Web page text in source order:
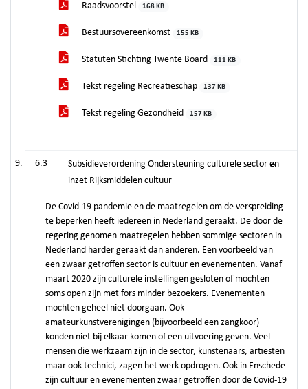
Raadsvoorstel
168 KB
Bestuursovereenkomst 155 KB
Statuten Stichting Twente Board 111 KB
Tekst regeling Recreatieschap 137 KB
Tekst regeling Gezondheid 157 KB
6.3
Subsidieverordening Ondersteuning culturele sector en
inzet Rijksmiddelen cultuur
De Covid-19 pandemie en de maatregelen om de verspreiding
te beperken heeft iedereen in Nederland geraakt. De door de
regering genomen maatregelen hebben sommige sectoren in
Nederland harder geraakt dan anderen. Een voorbeeld van
een zwaar getroffen sector is cultuur en evenementen. Vanaf
maart 2020 zijn culturele instellingen gesloten of mochten
soms open zijn met fors minder bezoekers. Evenementen
mochten geheel niet doorgaan. Ook
amateurkunstverenigingen (bijvoorbeeld een zangkoor)
konden niet bij elkaar komen of een uitvoering geven. Veel
mensen die werkzaam zijn in de sector, kunstenaars, artiesten
maar ook technici, zagen het werk opdrogen. Ook in Enschede
zijn cultuur en evenementen zwaar getroffen door de Covid-19